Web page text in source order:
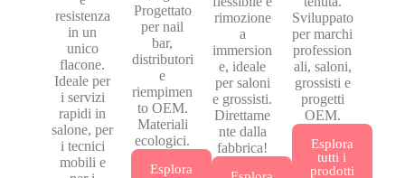
resistenza
in un
unico
flacone.
Ideale per
i servizi
rapidi in
salone, per
i tecnici
mobili e
Progettato
per nail
bar,
distributori
e
riempimen
to OEM.
Materiali
ecologici.
Esplora
rimozione
a
immersion
e, ideale
per saloni
e grossisti.
Direttame
nte dalla
fabbrica!
Sviluppato
per marchi
profession
ali, saloni,
grossisti e
progetti
OEM.
Esplora
tutti i
prodotti